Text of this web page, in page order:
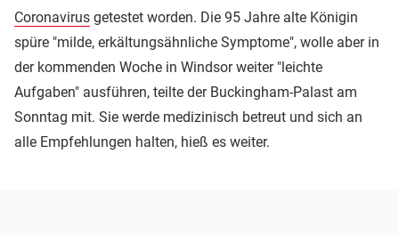
Coronavirus getestet worden. Die 95 Jahre alte Königin
spüre "milde, erkältungsähnliche Symptome", wolle aber in
der kommenden Woche in Windsor weiter "leichte
Aufgaben" ausführen, teilte der Buckingham-Palast am
Sonntag mit. Sie werde medizinisch betreut und sich an
alle Empfehlungen halten, hieß es weiter.